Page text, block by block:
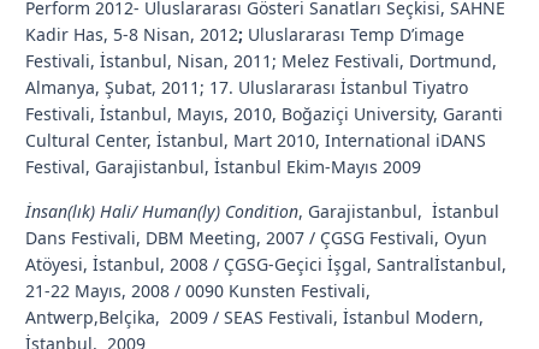
Perform 2012- Uluslararası Gösteri Sanatları Seçkisi, SAHNE
Kadir Has, 5-8 Nisan, 2012; Uluslararası Temp D’image
Festivali, İstanbul, Nisan, 2011; Melez Festivali, Dortmund,
Almanya, Şubat, 2011; 17. Uluslararası İstanbul Tiyatro
Festivali, İstanbul, Mayıs, 2010, Boğaziçi University, Garanti
Cultural Center, İstanbul, Mart 2010, International iDANS
Festival, Garajistanbul, İstanbul Ekim-Mayıs 2009
İnsan(lık) Hali/ Human(ly) Condition, Garajistanbul, İstanbul
Dans Festivali, DBM Meeting, 2007 / ÇGSG Festivali, Oyun
Atöyesi, İstanbul, 2008 / ÇGSG-Geçici İşgal, Santralİstanbul,
21-22 Mayıs, 2008 / 0090 Kunsten Festivali,
Antwerp,Belçika, 2009 / SEAS Festivali, İstanbul Modern,
İstanbul, 2009